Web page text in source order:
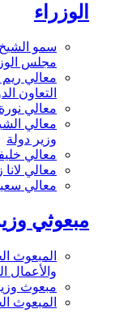
الوزراء
سمو الشيخ
مجلس
معالي
التعاون
معالي
معالي
وزير دولة
معالي
معالي
معالي
مبعوثي
المبعوث
والأعمال
مبعوث
المبعوث